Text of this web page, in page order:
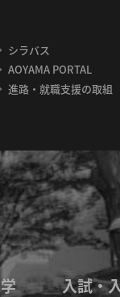
シラバス
AOYAMA PORTAL
進路・就職支援の取組
入試・